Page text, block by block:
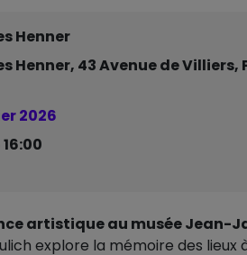
Henner
43 Avenue de Villiers,
2026
artistique au musée Jean-
explore la mémoire des lieux